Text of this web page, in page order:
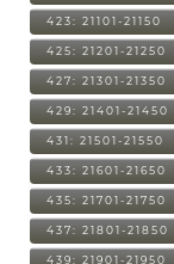
423: 21101-21150
425: 21201-21250
427: 21301-21350
429: 21401-21450
431: 21501-21550
433: 21601-21650
435: 21701-21750
437: 21801-21850
439: 21901-21950